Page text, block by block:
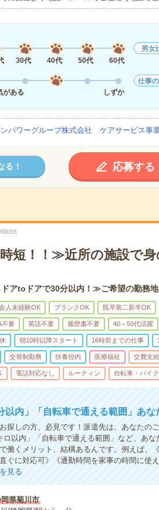
30代 40代 50代 60代
男女
がある
しずか
仕事
パワーグループ株式会社 ケアサービス事
る！ 応募する
05
短！！≫近所の施設で身
アtoドアで30分以内！≫ご希望の勤務地
人未経験OK ブランクOK 既卒第二新卒OK
不要 英語不要 履歴書不要 40～50代活躍
朝10時以降スタート 16時前までの仕事
交替制勤務 扶養控内 医療福祉 交費支給
電話対応なし ルーティン 自転車・バイ
以内」「自転車で通える範囲」あ
探しの方、必見です！派遣先は、あなたの
ロ以内」「自転車で通える範囲」など、あ
働くメリット、結構あるんです。例えば、
ぐに対応可》《通勤時間を家事の時間に使
見る
県菊川市